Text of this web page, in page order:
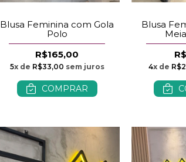
Blusa Feminina com Gola
Polo
R$165,00
5x de R$33,00 sem juros
COMPRAR
Blusa
4x de